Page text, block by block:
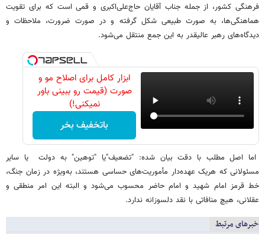
فرهنگی کشور، از جمله جناب آقایان حاج‌علی‌اکبری و قمی است که برای تقویت
هماهنگی‌ها، به صورت طبیعی شکل گرفته و در صورت ضرورت، ملاحظات و
دیدگاه‌های رهبر عالیقدر به این جمع منتقل می‌شود.
ابزار کامل برای اصلاح مو و
صورت (قیمت رو ببینی باور
نمیکنی!)
باتخفیف بخر
اما اصل مطلب با دقت بیان شده: "تضعیف"یا "توهین" به دولت یا سایر
مسئولانی که هریک عهده‌دار مأموریت‌های حساسی هستند، به‌ویژه در زمان جنگ،
خط قرمز امام شهید و امام حاضر محسوب می‌شود و البته این امر منطقی و
عقلانی، هیچ منافاتی با نقد دلسوزانه ندارد.
خبرهای مرتبط